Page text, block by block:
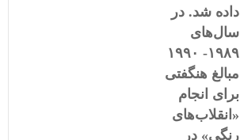
داده شد. در
سال‌های
١۹۸۹- ١۹۹٠
مبالغ هنگفتی
برای انجام
«انقلاب‌های
رنگی» در